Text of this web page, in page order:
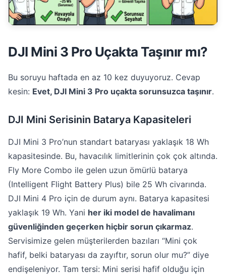
DJI Mini 3 Pro Uçakta Taşınır mı?
Bu soruyu haftada en az 10 kez duyuyoruz. Cevap
kesin: Evet, DJI Mini 3 Pro uçakta sorunsuzca taşınır.
DJI Mini Serisinin Batarya Kapasiteleri
DJI Mini 3 Pro’nun standart bataryası yaklaşık 18 Wh
kapasitesinde. Bu, havacılık limitlerinin çok çok altında.
Fly More Combo ile gelen uzun ömürlü batarya
(Intelligent Flight Battery Plus) bile 25 Wh civarında.
DJI Mini 4 Pro için de durum aynı. Batarya kapasitesi
yaklaşık 19 Wh. Yani her iki model de havalimanı
güvenliğinden geçerken hiçbir sorun çıkarmaz.
Servisimize gelen müşterilerden bazıları “Mini çok
hafif, belki bataryası da zayıftır, sorun olur mu?” diye
endişeleniyor. Tam tersi: Mini serisi hafif olduğu için